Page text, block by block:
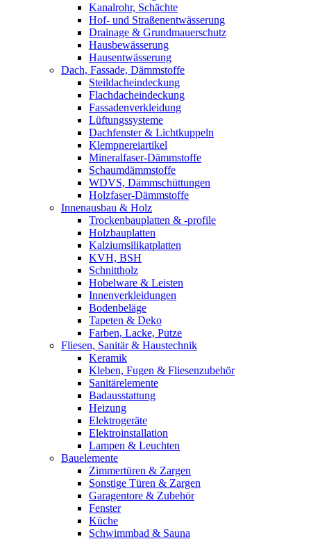
Kanalrohr, Schächte
Hof- und Straßenentwässerung
Drainage & Grundmauerschutz
Hausbewässerung
Hausentwässerung
Dach, Fassade, Dämmstoffe
Steildacheindeckung
Flachdacheindeckung
Fassadenverkleidung
Lüftungssysteme
Dachfenster & Lichtkuppeln
Klempnereiartikel
Mineralfaser-Dämmstoffe
Schaumdämmstoffe
WDVS, Dämmschüttungen
Holzfaser-Dämmstoffe
Innenausbau & Holz
Trockenbauplatten & -profile
Holzbauplatten
Kalziumsilikatplatten
KVH, BSH
Schnittholz
Hobelware & Leisten
Innenverkleidungen
Bodenbeläge
Tapeten & Deko
Farben, Lacke, Putze
Fliesen, Sanitär & Haustechnik
Keramik
Kleben, Fugen & Fliesenzubehör
Sanitärelemente
Badausstattung
Heizung
Elektrogeräte
Elektroinstallation
Lampen & Leuchten
Bauelemente
Zimmertüren & Zargen
Sonstige Türen & Zargen
Garagentore & Zubehör
Fenster
Küche
Schwimmbad & Sauna